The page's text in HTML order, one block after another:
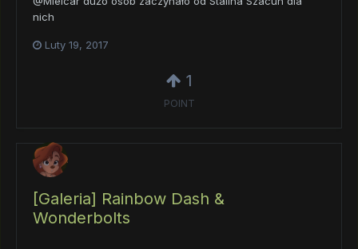
nich
Luty 19, 2017
1
POINT
[Galeria] Rainbow Dash &
Wonderbolts